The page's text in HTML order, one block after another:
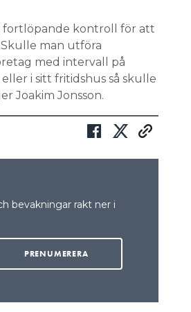
fortlöpande kontroll för att
man utföra
med intervall på
i sitt fritidshus så skulle
Joakim Jonsson.
bevakningar rakt ner i